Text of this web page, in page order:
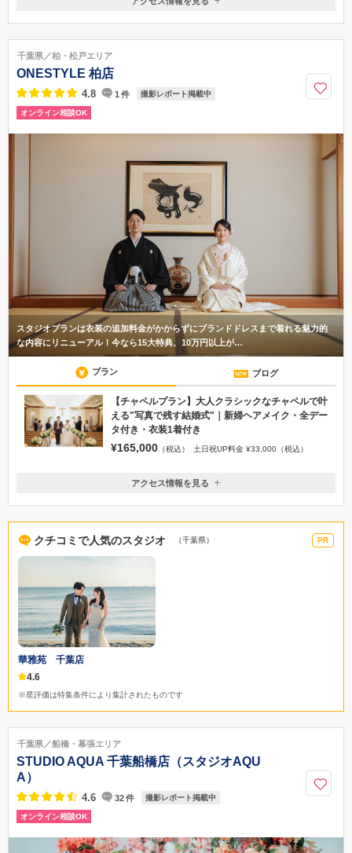
千葉県千葉市中央区春日2-25-16 福岡ビル3階
043-306-1170
千葉県／柏・松戸エリア
ONESTYLE 柏店
4.8 1 件 撮影レポート掲載中
オンライン相談OK
スタジオプランは衣装の追加料金がかからずにブランドドレスまで着れる魅力的
な内容にリニューアル！今なら15大特典、10万円以上が…
プラン ブログ
【チャペルプラン】大人クラシックなチャペルで叶
える"写真で残す結婚式"｜新婦ヘアメイク・全デー
タ付き・衣装1着付き
¥165,000 （税込） 土日祝UP料金 ¥33,000（税込）
千葉県柏市末広町14-1 ザ・クレストホテル柏2階
アクセス情報を見る
クチコミで人気のスタジオ （千葉県） PR
華雅苑 千葉店
4.6
※星評価は特集条件により集計されたものです
千葉県／船橋・幕張エリア
STUDIO AQUA 千葉船橋店（スタジオAQU
A）
4.6 32件 撮影レポート掲載中
オンライン相談OK